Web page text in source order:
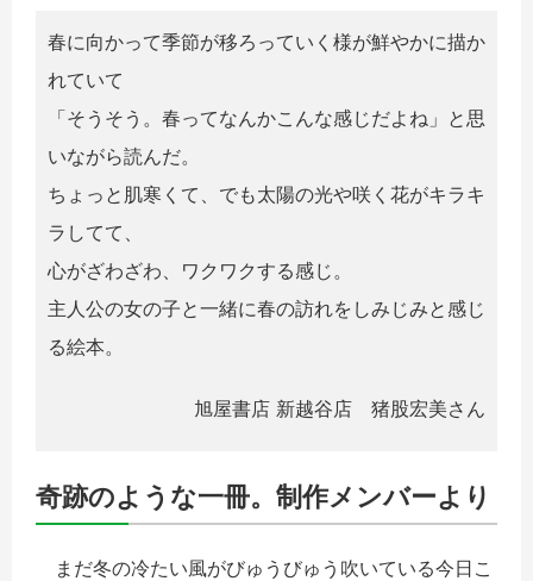
春に向かって季節が移ろっていく様が鮮やかに描か
れていて
「そうそう。春ってなんかこんな感じだよね」と思
いながら読んだ。
ちょっと肌寒くて、でも太陽の光や咲く花がキラキ
ラしてて、
心がざわざわ、ワクワクする感じ。
主人公の女の子と一緒に春の訪れをしみじみと感じ
る絵本。
旭屋書店 新越谷店 猪股宏美さん
奇跡のような一冊。制作メンバーより
まだ冬の冷たい風がびゅうびゅう吹いている今日こ